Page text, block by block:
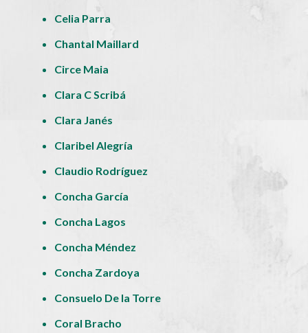
Celia Parra
Chantal Maillard
Circe Maia
Clara C Scribá
Clara Janés
Claribel Alegría
Claudio Rodríguez
Concha García
Concha Lagos
Concha Méndez
Concha Zardoya
Consuelo De la Torre
Coral Bracho